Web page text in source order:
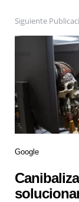
Siguiente
Google